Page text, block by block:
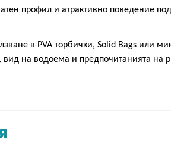
профил и атрактивно поведение
в PVA торбички, Solid Bags или
на водоема и предпочитанията на